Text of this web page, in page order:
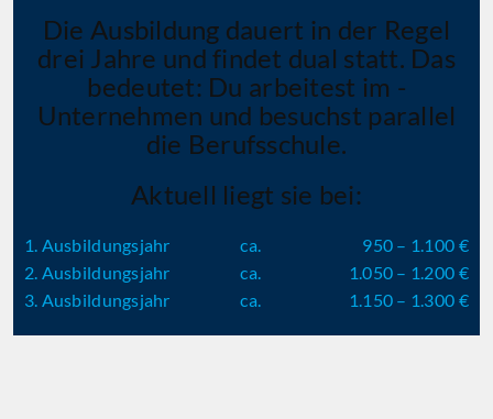
Die Ausbildung dauert in der Regel
drei Jahre und findet dual statt. Das
bedeutet: Du arbeitest im ­
Unternehmen und besuchst parallel
die Berufsschule.
Aktuell liegt sie bei:
1. Ausbildungsjahr ca.
950 – 1.100 €
2. Ausbildungsjahr
ca.
1.050 – 1.200 €
3. Ausbildungsjahr
ca. 1.150 – 1.300 €